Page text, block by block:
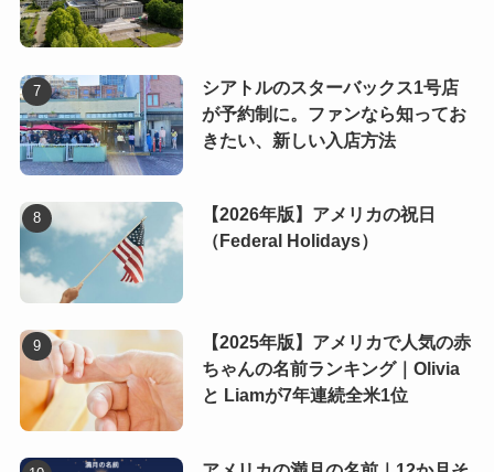
シアトルのスターバックス1号店
が予約制に。ファンなら知ってお
きたい、新しい入店方法
【2026年版】アメリカの祝日
（Federal Holidays）
【2025年版】アメリカで人気の赤
ちゃんの名前ランキング｜Olivia
と Liamが7年連続全米1位